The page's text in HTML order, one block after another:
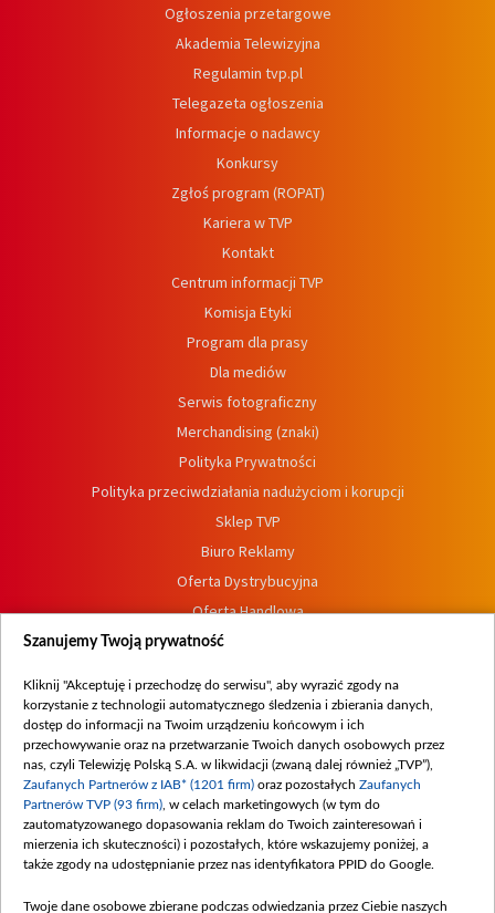
Ogłoszenia przetargowe
Akademia Telewizyjna
Regulamin tvp.pl
Telegazeta ogłoszenia
Informacje o nadawcy
Konkursy
Zgłoś program (ROPAT)
Kariera w TVP
Kontakt
Centrum informacji TVP
Komisja Etyki
Program dla prasy
Dla mediów
Serwis fotograficzny
Merchandising (znaki)
Polityka Prywatności
Polityka przeciwdziałania nadużyciom i korupcji
Sklep TVP
Biuro Reklamy
Oferta Dystrybucyjna
Oferta Handlowa
Dostępność
Procedura zgłoszeń wewnętrznych
Szanujemy Twoją prywatność
Kliknij "Akceptuję i przechodzę do serwisu", aby wyrazić zgody na
korzystanie z technologii automatycznego śledzenia i zbierania danych,
dostęp do informacji na Twoim urządzeniu końcowym i ich
przechowywanie oraz na przetwarzanie Twoich danych osobowych przez
nas, czyli Telewizję Polską S.A. w likwidacji (zwaną dalej również „TVP”),
Zaufanych Partnerów z IAB* (1201 firm) oraz pozostałych Zaufanych
Partnerów TVP (93 firm) , w celach marketingowych (w tym do
zautomatyzowanego dopasowania reklam do Twoich zainteresowań i
mierzenia ich skuteczności) i pozostałych, które wskazujemy poniżej, a
także zgody na udostępnianie przez nas identyfikatora PPID do Google.
Twoje dane osobowe zbierane podczas odwiedzania przez Ciebie naszych